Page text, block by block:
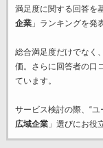
満足度に関する回答を
企業」ランキングを発
総合満足度だけでなく
価。さらに回答者の口
ています。
サービス検討の際、“
広域企業」選びにお役